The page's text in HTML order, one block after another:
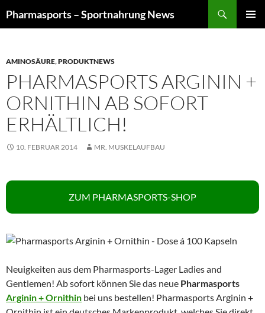
Inhalt
Pharmasports – Sportnahrung News
AMINOSÄURE,PRODUKTNEWS
PHARMASPORTS ARGININ +
ORNITHIN AB SOFORT
ERHÄLTLICH!
10. FEBRUAR 2014 MR. MUSKELAUFBAU
ZUM PHARMASPORTS-SHOP
Neuigkeiten aus dem Pharmasports-Lager Ladies and
Gentlemen! Ab sofort können Sie das neue Pharmasports
Arginin + Ornithin bei uns bestellen! Pharmasports Arginin +